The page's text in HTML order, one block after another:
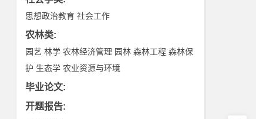
思想政治教育 社会工作
农林类:
园艺 林学 农林经济管理 园林 森林工程 森林保
护 生态学 农业资源与环境
毕业论文:
开题报告: